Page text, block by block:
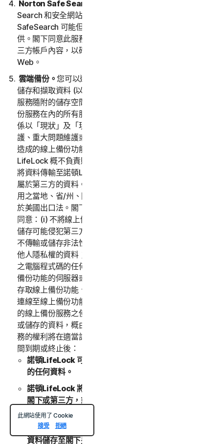
Norton Safe Search 和 Safe Web
Search 和安全網站安全地搜尋網頁或網際網路。
SafeSearch 可能但不限於透過 Norton 搜尋工具列提
供。閣下同意此服務可以存取 Web、電子郵件和其他第
三方帳戶內容，以確保閣下能夠放心地搜尋和使用
Web。
雲端備份。您可以透過雲端備份服務，在適當訂閱期間內
儲存和擷取資料 (以下稱「
服務隨附的儲存空間量。備份儲存總量是指為包括線上備
份服務在內的所有服務訂閱分配的總備份。線上備份服務
係以「現狀」及「現有可用性」提供，因合理的既定維
護、重大問題維護或非諾頓LifeLock 可合理控制的外力所
造成的線上備份功能停用所導致的任何損失或損害，諾頓
LifeLock 概不負責賠償。未事先依法獲得資料擁有者准予
將資料傳輸至諾頓LifeLock 的一切同意，不得傳輸或儲存
屬於第三方的資料。使用線上備份功能時，應遵循所有適
用之當地、省/州、國家和國際法律與規章，包括但不限
於美國出口法。閣下同意遵循該等適用的法律與規章，並
同意：(i) 不將線上備份功能用於非法目的；(ii) 不傳輸或
儲存可能侵犯第三方之智慧財產權或其他權利的材料，亦
不傳輸或儲存非法性、侵權性、毀謗性、損害名譽或侵犯
他人隱私權的資料；(iii) 不傳輸內含軟體病毒或其他有害
之電腦程式碼的任何資料；(iv) 不干擾或中斷連線至線上
備份功能的伺服器或網路；(vi) 不嘗試以未經授權的方式
存取線上備份功能、其他線上備份功能使用者的帳戶，或
連線至線上備份功能的電腦系統或網路。與閣下帳戶相關
的線上備份服務之使用行為，以及透過線上備份服務傳輸
或儲存的資料，概由閣下自行負責。閣下使用線上備份服
務的權利將在適當訂購授權期間到期時終止。訂購授權期
間到期或終止後：
諾頓LifeLock 可能會永久刪除線上備份服務中所儲存
的任何資料。
諾頓LifeLock 將無義務維護任何資料、將資料轉遞予
閣下或第三方，或者將該等資料移轉至另一個備份服務
或帳戶。
除非續購訂購授權期間，否則，續購之前，閣下無法將
資料儲存至閣下另外購買的任何其他備份空間。
此網站使用了 Cookie
接受
拒絕